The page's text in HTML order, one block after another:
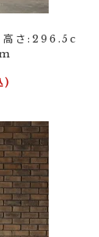
さ:296.5c
)